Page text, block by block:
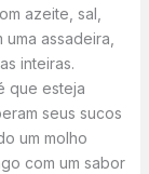
azeite, sal,
assadeira,
inteiras.
que esteja
seus sucos
um molho
com um sabor